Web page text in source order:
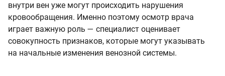
внутри вен уже могут происходить нарушения
кровообращения. Именно поэтому осмотр врача
играет важную роль — специалист оценивает
совокупность признаков, которые могут указывать
на начальные изменения венозной системы.